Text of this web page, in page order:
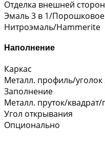
Отделка внешней
Эмаль 3 в 1/
Нитроэмаль/Hammerite
Наполнение
Каркас
Металл. профиль/
Заполнение
Металл. пруток/
Угол открывания
Опционально